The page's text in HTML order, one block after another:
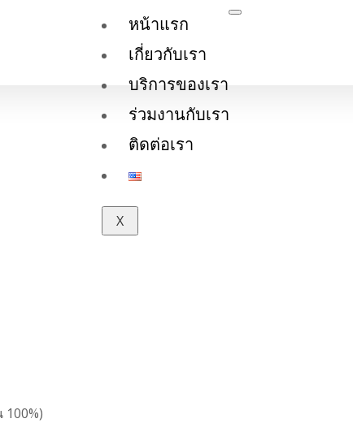
หน้าแรก
เกี่ยวกับเรา
บริการของเรา
ร่วมงานกับเรา
ติดต่อเรา
X